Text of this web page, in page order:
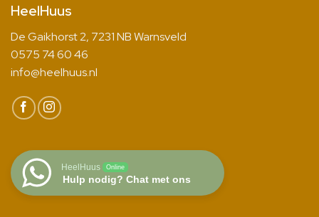
HeelHuus
De Gaikhorst 2, 7231 NB Warnsveld
0575 74 60 46
info@heelhuus.nl
HeelHuus Online
Hulp nodig? Chat met ons